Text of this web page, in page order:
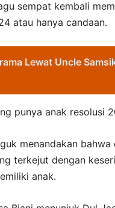
sempat kembali
atau hanya candaan.
Lewat Uncle
punya anak resolusi
menandakan
terkejut dengan
anak.